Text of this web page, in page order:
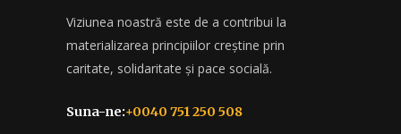
Viziunea noastră este de a contribui la
materializarea principiilor creștine prin
caritate, solidaritate și pace socială.
Suna-ne:+0040 751 250 508